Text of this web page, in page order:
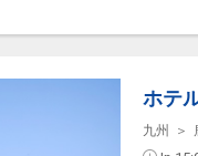
ホテ
九州